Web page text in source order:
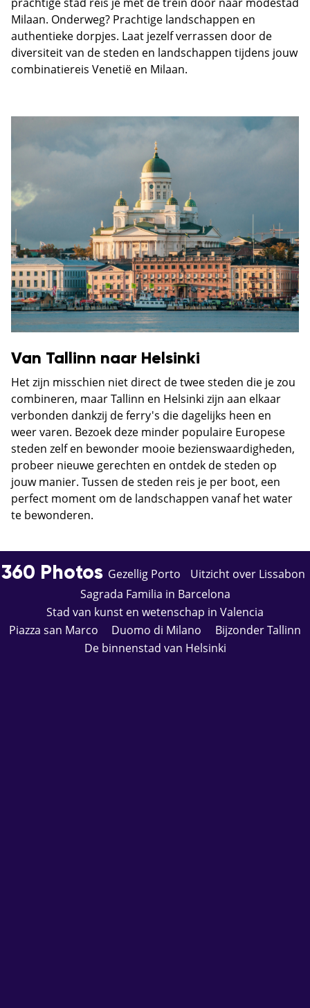
Milaan. Onderweg? Prachtige landschappen en
authentieke dorpjes. Laat jezelf verrassen door de
diversiteit van de steden en landschappen tijdens jouw
combinatiereis Venetië en Milaan.
Van Tallinn naar Helsinki
Het zijn misschien niet direct de twee steden die je zou
combineren, maar Tallinn en Helsinki zijn aan elkaar
verbonden dankzij de ferry's die dagelijks heen en
weer varen. Bezoek deze minder populaire Europese
steden zelf en bewonder mooie bezienswaardigheden,
probeer nieuwe gerechten en ontdek de steden op
jouw manier. Tussen de steden reis je per boot, een
perfect moment om de landschappen vanaf het water
te bewonderen.
360 Photos Gezellig Porto
Uitzicht over Lissabon
Sagrada Familia in Barcelona
Stad van kunst en wetenschap in Valencia
Piazza san Marco
Duomo di Milano
Bijzonder Tallinn
De binnenstad van Helsinki